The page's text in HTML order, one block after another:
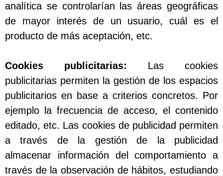
analítica se controlarían las áreas geográficas
de mayor interés de un usuario, cuál es el
producto de más aceptación, etc.
Cookies publicitarias: Las cookies
publicitarias permiten la gestión de los espacios
publicitarios en base a criterios concretos. Por
ejemplo la frecuencia de acceso, el contenido
editado, etc. Las cookies de publicidad permiten
a través de la gestión de la publicidad
almacenar información del comportamiento a
través de la observación de hábitos, estudiando